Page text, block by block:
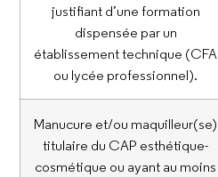
justifiant d’une formation
dispensée par un
établissement technique (CFA
ou lycée professionnel).
Manucure et/ou maquilleur(se)
titulaire du CAP esthétique-
cosmétique ou ayant au moins